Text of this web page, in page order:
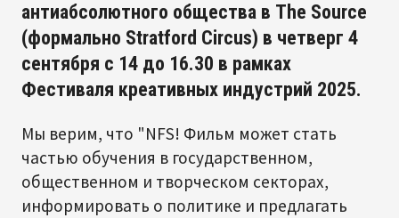
антиабсолютного общества в The Source
(формально Stratford Circus) в четверг 4
сентября с 14 до 16.30 в рамках
Фестиваля креативных индустрий 2025.
Мы верим, что "NFS! Фильм может стать
частью обучения в государственном,
общественном и творческом секторах,
информировать о политике и предлагать